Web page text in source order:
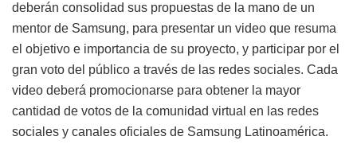
deberán consolidad sus propuestas de la mano de un
mentor de Samsung, para presentar un video que resuma
el objetivo e importancia de su proyecto, y participar por el
gran voto del público a través de las redes sociales. Cada
video deberá promocionarse para obtener la mayor
cantidad de votos de la comunidad virtual en las redes
sociales y canales oficiales de Samsung Latinoamérica.